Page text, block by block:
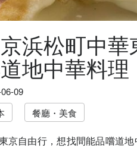
浜松町中
地中華料理
09
餐廳・美食
京自由行，想找間能品嚐道